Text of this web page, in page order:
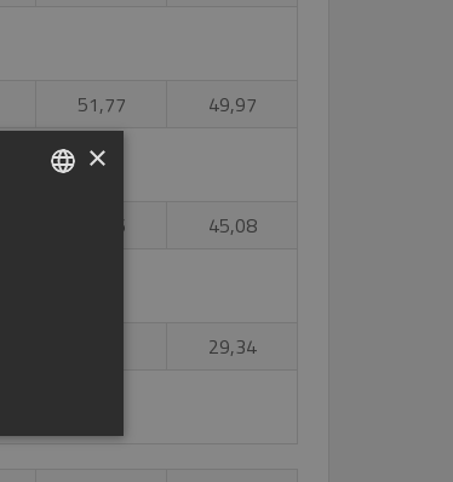
51,77
49,97
49,16
45,08
29,34
×